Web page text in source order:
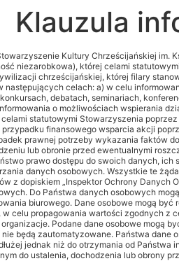
Klauzula
Kultury Chrześcijańskiej
niezarobkowa), której celami
chrześcijańskiej, której filary
celach: a) w celu
debatach, seminariach,
o możliwościach wspierania
statutowymi Stowarzyszenia
finansowego wsparcia akcji
prawnej potrzeby wykazania faktów
lub obronie przed ewentualnymi
prawo dostępu do swoich danych,
danych osobowych. Wszystkie te
z dopiskiem „Inspektor Ochrony
Do Państwa danych osobowych
biurowego. Dane osobowe mogą
celu propagowania wartości zgodnych
Podane dane osobowe
będą zautomatyzowane. Państwa
jednak niż do otrzymania od
do ustalenia, dochodzenia lub obrony